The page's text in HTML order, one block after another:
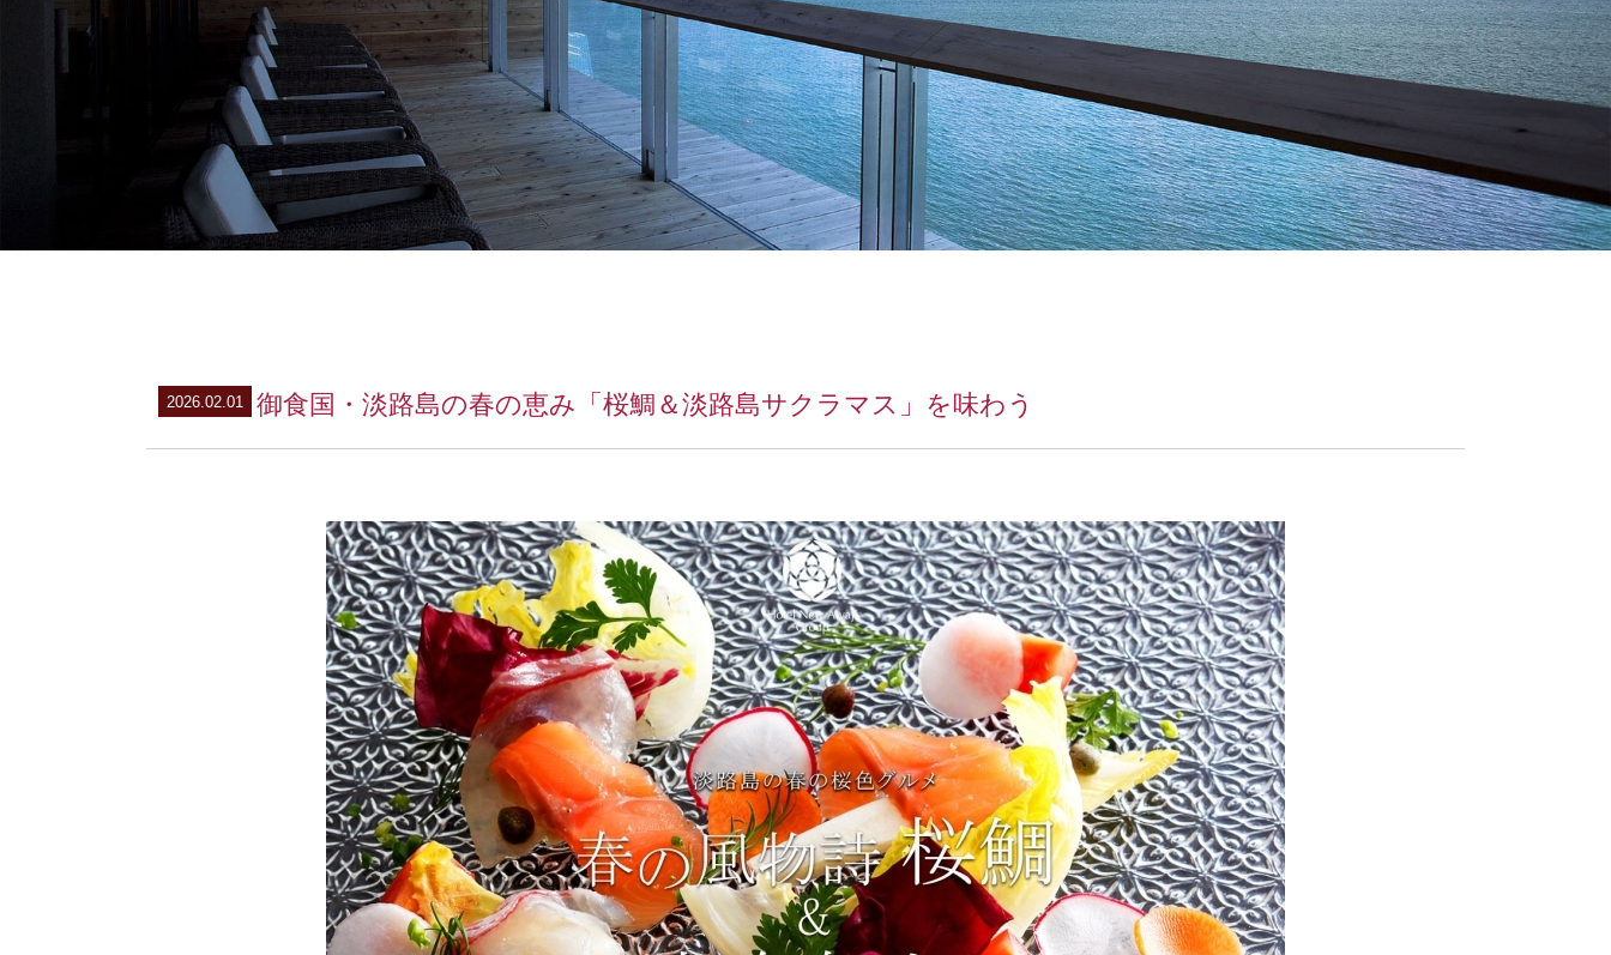
2026.02.01 御食国・淡路島の春の恵み「桜鯛＆淡路島サクラマス」を味わう